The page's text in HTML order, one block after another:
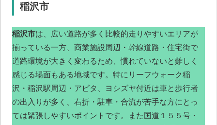
稲沢市
稲沢市は、広い道路が多く比較的走りやすいエリアが
揃っている一方、商業施設周辺・幹線道路・住宅街で
道路環境が大きく変わるため、慣れていないと難しく
感じる場面もある地域です。特にリーフウォーク稲
沢・稲沢駅周辺・アピタ、ヨシズヤ付近は車と歩行者
の出入りが多く、右折・駐車・合流が苦手な方にとっ
ては緊張しやすいポイントです。また国道１５５号・